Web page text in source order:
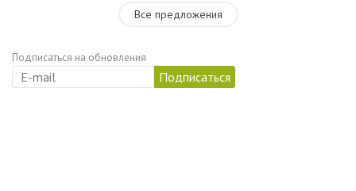
Все предложения
Подписаться на обновления